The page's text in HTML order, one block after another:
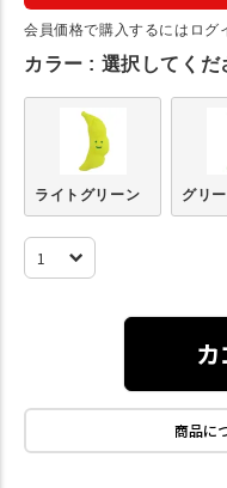
会員価格で購入するにはログ
カラー 選択してくだ
ライトグリーン グリ
商品に